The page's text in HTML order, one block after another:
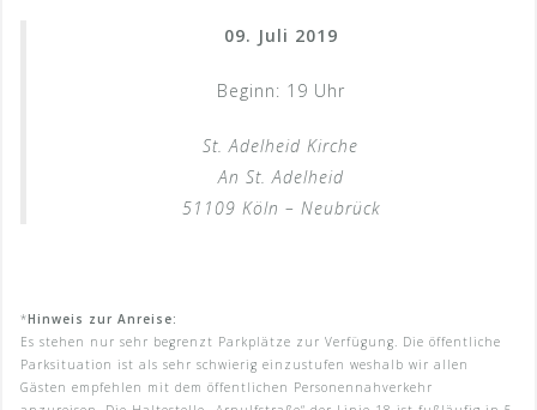
09. Juli 2019
Beginn: 19 Uhr
St. Adelheid Kirche
An St. Adelheid
51109 Köln – Neubrück
*Hinweis zur Anreise:
Es stehen nur sehr begrenzt Parkplätze zur Verfügung. Die öffentliche
Parksituation ist als sehr schwierig einzustufen weshalb wir allen
Gästen empfehlen mit dem öffentlichen Personennahverkehr